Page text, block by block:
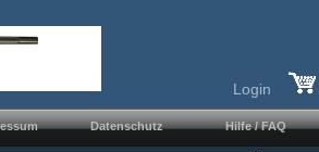
Login
Datenschutz Hilfe / FAQ